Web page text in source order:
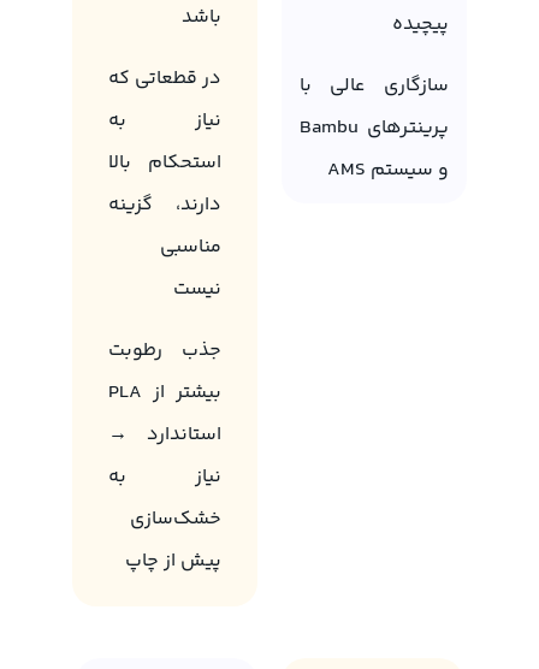
پیچیده
سازگاری عالی با
پرینترهای Bambu
و سیستم AMS
باشد
در قطعاتی که
نیاز به
استحکام بالا
دارند، گزینه
مناسبی
نیست
جذب رطوبت
بیشتر از PLA
استاندارد →
نیاز به
خشک‌سازی
پیش از چاپ